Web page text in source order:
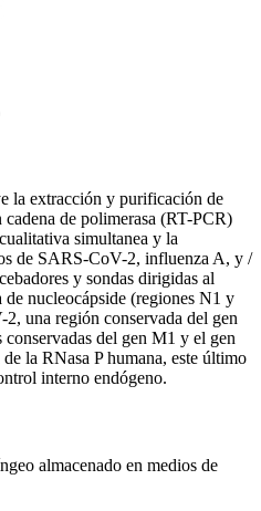
la extracción y purificación de
de polimerasa (RT-PCR)
simultanea y la
de SARS-CoV-2, influenza A, y /
y sondas dirigidas al
nucleocápside (regiones N1 y
una región conservada del gen
del gen M1 y el gen
la RNasa P humana, este último
interno endógeno.
almacenado en medios de